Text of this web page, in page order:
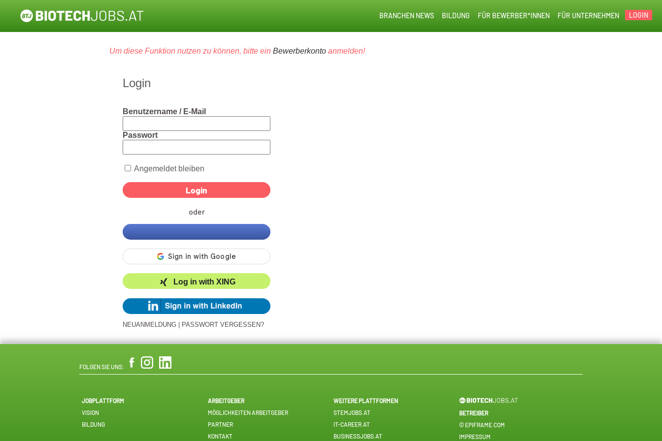
LOGIN
FÜR UNTERNEHMEN
FÜR BEWERBER*INNEN
BILDUNG
BRANCHEN NEWS
Um diese Funktion nutzen zu können, bitte ein Bewerberkonto anmelden!
Login
Benutzername / E-Mail
Passwort
Angemeldet bleiben
oder
Log in with XING
NEUANMELDUNG PASSWORT VERGESSEN?
FOLGEN SIE UNS:
JOBPLATTFORM
VISION
BILDUNG
ARBEITGEBER
MÖGLICHKEITEN ARBEITGEBER
PARTNER
KONTAKT
WEITERE PLATTFORMEN
STEMJOBS.AT
IT-CAREER.AT
BUSINESSJOBS.AT
BETREIBER
© EPIFRAME.COM
IMPRESSUM